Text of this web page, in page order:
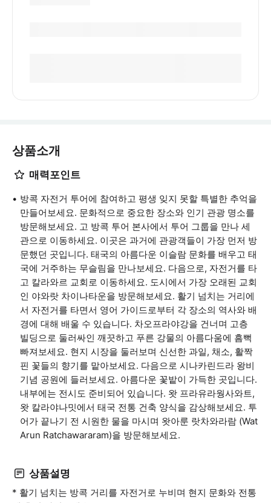
상품소개
매력포인트
방콕 자전거 투어에 참여하고 평생 잊지 못할 특별한 추억을
만들어보세요. 문화적으로 중요한 장소와 인기 관광 명소를
방문해보세요. 고 방콕 투어 본사에서 투어 그룹을 만나 세
관으로 이동하세요. 이곳은 과거에 관광객들이 가장 먼저 방
문했던 곳입니다. 태국의 아름다운 이슬람 문화를 배우고 태
국에 거주하는 무슬림을 만나보세요. 다음으로, 자전거를 타
고 칼라와르 교회로 이동하세요. 도시에서 가장 오래된 교회
인 야와랏 차이나타운을 방문해보세요. 활기 넘치는 거리에
서 자전거를 타면서 영어 가이드로부터 각 장소의 역사와 배
경에 대해 배울 수 있습니다. 차오프라야강을 건너며 고층
빌딩으로 둘러싸인 깨끗하고 푸른 강물의 아름다움에 흠뻑
빠져보세요. 현지 시장을 둘러보며 신선한 과일, 채소, 활짝
핀 꽃들의 향기를 맡아보세요. 다음으로 시나카린드라 왕비
기념 공원에 들러보세요. 아름다운 꽃밭이 가득한 곳입니다.
내부에는 전시도 준비되어 있습니다. 왓 프라유라웡사와트,
왓 칼라야나밋에서 태국 전통 건축 양식을 감상해보세요. 투
어가 끝나기 전 시원한 물을 마시며 왓아룬 랏차와라람 (Wat
Arun Ratchawararam)을 방문해보세요.
상품설명
* 활기 넘치는 방콕 거리를 자전거로 누비며 현지 문화와 전통